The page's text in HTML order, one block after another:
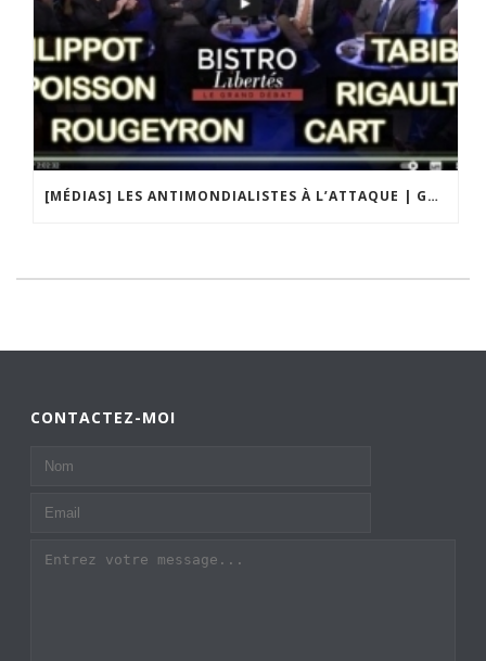
[MÉDIAS] LES ANTIMONDIALISTES À L’ATTAQUE | GRAND DÉBAT DE BRISTO LIBERTÉS
CONTACTEZ-MOI